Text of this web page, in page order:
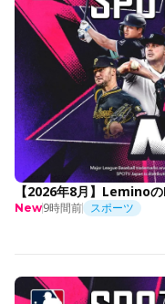
【2026年8月】Lemino
New9時間前 スポーツ